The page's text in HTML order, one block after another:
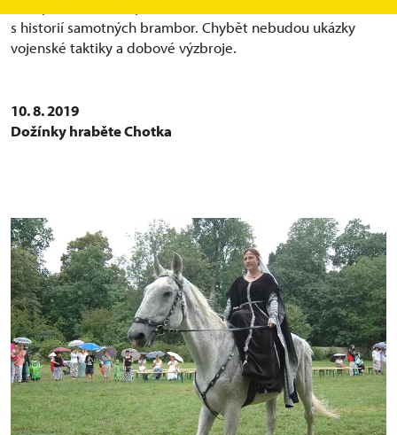
s historií samotných brambor. Chybět nebudou ukázky
vojenské taktiky a dobové výzbroje.
10. 8. 2019
Dožínky hraběte Chotka